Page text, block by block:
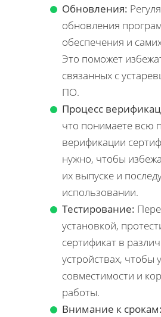
Обновления:
обновления
обеспечения и
Это поможет
связанных с
ПО.
Процесс
что понимаете всю
верификации
нужно, чтобы
их выпуске и
использовании.
Тестирование:
установкой,
сертификат в
устройствах, чтобы
совместимости и
работы.
Внимание к срокам: